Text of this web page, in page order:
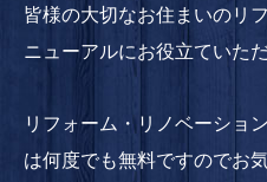
皆様の大切なお住まいのリ
ニューアルにお役立ていた
リフォーム・リノベーショ
は何度でも無料ですのでお